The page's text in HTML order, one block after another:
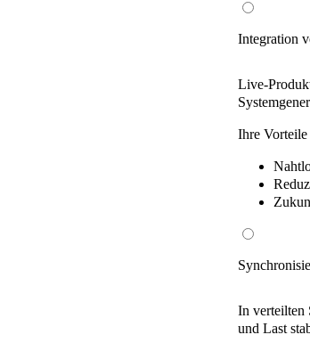
Integration
Live-
Ihre Vorteile
In verteilten
und Last